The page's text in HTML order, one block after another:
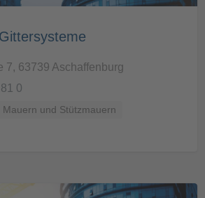
7, 63739 Aschaffenburg
0
Mauern und Stützmauern